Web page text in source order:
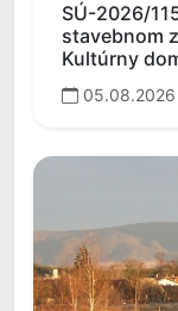
SÚ-2026/
stavebnom
Kultúrny
05.08.2026